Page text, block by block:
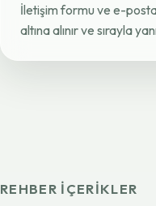
İletişim formu ve e-
altına alınır ve sırayla
REHBER IÇERIKLER